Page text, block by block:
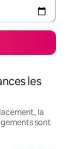
les
la
sont